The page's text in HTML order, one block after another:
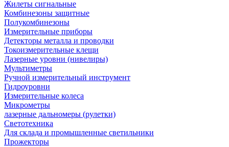
Жилеты сигнальные
Комбинезоны защитные
Полукомбинезоны
Измерительные приборы
Детекторы металла и проводки
Токоизмерительные клещи
Лазерные уровни (нивелиры)
Мультиметры
Ручной измерительный инструмент
Гидроуровни
Измерительные колеса
Микрометры
лазерные дальномеры (рулетки)
Светотехника
Для склада и промышленные светильники
Прожекторы